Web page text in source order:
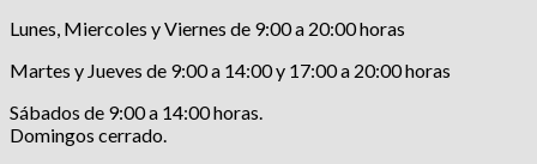
Lunes, Miercoles y Viernes de 9:00 a 20:00 horas
Martes y Jueves de 9:00 a 14:00 y 17:00 a 20:00 horas
Sábados de 9:00 a 14:00 horas.
Domingos cerrado.